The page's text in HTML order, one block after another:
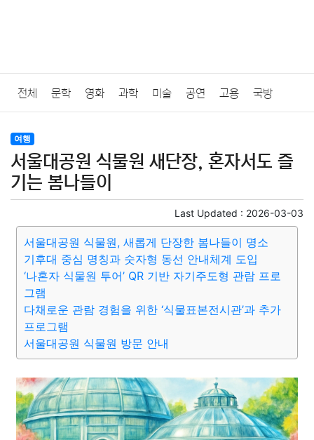
전체 문학 영화 과학 미술 공연 고용 국방
법률
질병 가요 방송 일상 주식 암호화폐 블록체인
미용 증권 인테리어
요리 상품리뷰 원예 금융 게임 스포츠 사진
대출 자동차 취미 IT 컴퓨터
종교 사회
부동산 외국어 교육 교통 생활 기타
여행
서울대공원 식물원 새단장, 혼자서도 즐
기는 봄나들이
Last Updated : 2026-03-03
서울대공원 식물원, 새롭게 단장한 봄나들이 명소
기후대 중심 명칭과 숫자형 동선 안내체계 도입
‘나혼자 식물원 투어’ QR 기반 자기주도형 관람 프로
그램
다채로운 관람 경험을 위한 ‘식물표본전시관’과 추가
프로그램
서울대공원 식물원 방문 안내